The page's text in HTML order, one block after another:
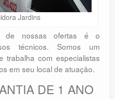
Jardins
de nossas ofertas é o
técnicos. Somos um
trabalha com especialistas
em seu local de atuação.
DE 1 ANO